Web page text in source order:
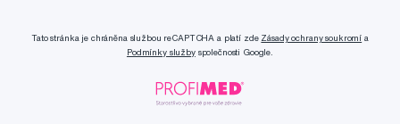
Tato stránka je chráněna službou reCAPTCHA a platí zde Zásady ochrany soukromí a
Podmínky službyspolečnosti Google.